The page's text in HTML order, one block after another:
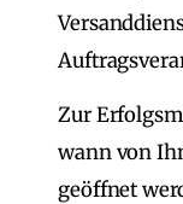
Zur
wann von
geöffnet